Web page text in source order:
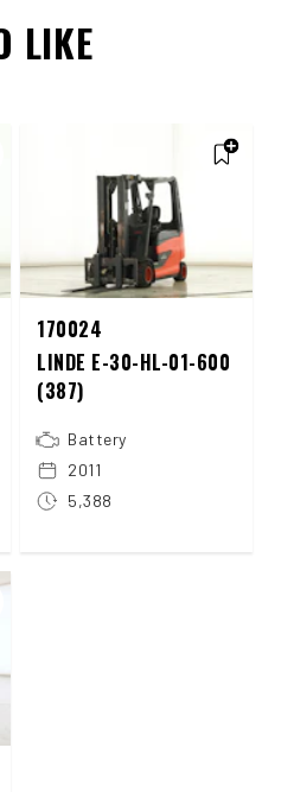
LIKE
170024
LINDE E-30-HL-01-600
(387)
Battery
2011
5,388